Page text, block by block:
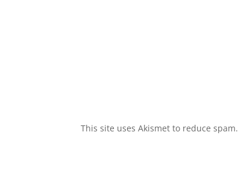
This site uses Akismet to reduce spam.